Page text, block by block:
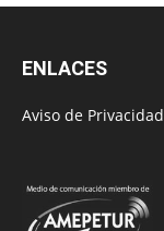
ENLACES
Aviso de Privacidad